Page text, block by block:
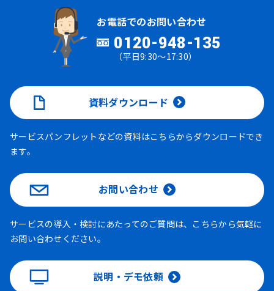
お電話でのお問い合わせ
0120-948-135
（平日9:30～17:30）
資料ダウンロード
サービスパンフレットなどの資料はこちらからダウンロードでき
ます。
お問い合わせ
サービスの導入・検討にあたってのご質問は、こちらから気軽に
お問い合わせください。
説明・デモ依頼